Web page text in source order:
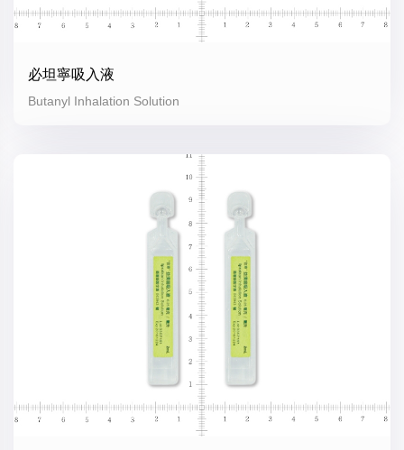
必坦寧吸入液
Butanyl Inhalation Solution